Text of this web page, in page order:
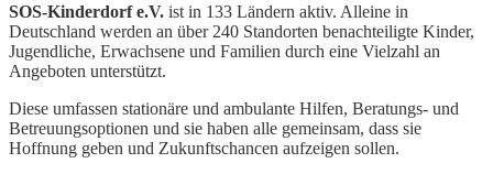
SOS-Kinderdorf e.V. ist in 133 Ländern aktiv. Alleine in
Deutschland werden an über 240 Standorten benachteiligte Kinder,
Jugendliche, Erwachsene und Familien durch eine Vielzahl an
Angeboten unterstützt.
Diese umfassen stationäre und ambulante Hilfen, Beratungs- und
Betreuungsoptionen und sie haben alle gemeinsam, dass sie
Hoffnung geben und Zukunftschancen aufzeigen sollen.